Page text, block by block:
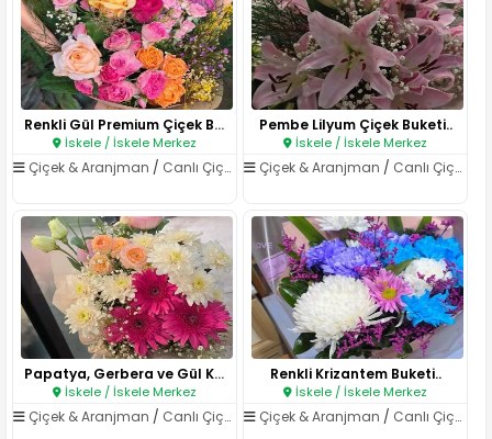
Renkli Gül Premium Çiçek Buket..
İskele / İskele Merkez
Çiçek & Aranjman / Canlı Çiçekler
Pembe Lilyum Çiçek Buketi..
İskele / İskele Merkez
Çiçek & Aranjman / Canlı Çiçekler
Papatya, Gerbera ve Gül Karışı..
İskele / İskele Merkez
Çiçek & Aranjman / Canlı Çiçekler
Renkli Krizantem Buketi..
İskele / İskele Merkez
Çiçek & Aranjman / Canlı Çiçekler